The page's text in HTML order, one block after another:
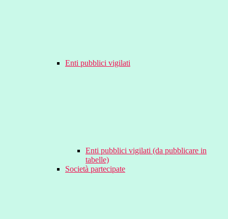
Enti pubblici vigilati
Enti pubblici vigilati (da pubblicare in
tabelle)
Società partecipate